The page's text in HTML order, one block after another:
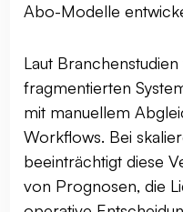
Abo-Modelle
Laut
fragmentierten
mit manuellem
Workflows. Bei
beeinträchtigt diese
von Prognosen, die